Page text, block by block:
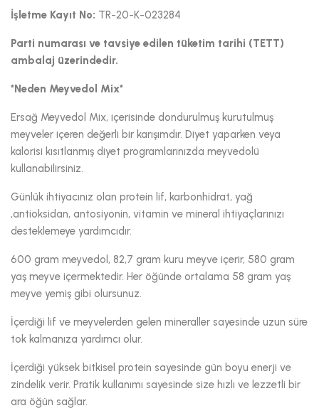
İşletme Kayıt No: TR-20-K-023284
Parti numarası ve tavsiye edilen tüketim tarihi (TETT)
ambalaj üzerindedir.
*Neden Meyvedol Mix*
Ersağ Meyvedol Mix, içerisinde dondurulmuş kurutulmuş
meyveler içeren değerli bir karışımdır. Diyet yaparken veya
kalorisi kısıtlanmış diyet programlarınızda meyvedolü
kullanabilirsiniz.
Günlük ihtiyacınız olan protein lif, karbonhidrat, yağ
,antioksidan, antosiyonin, vitamin ve mineral ihtiyaçlarınızı
desteklemeye yardımcıdır.
600 gram meyvedol, 82,7 gram kuru meyve içerir, 580 gram
yaş meyve içermektedir. Her öğünde ortalama 58 gram yaş
meyve yemiş gibi olursunuz.
İçerdiği lif ve meyvelerden gelen mineraller sayesinde uzun süre
tok kalmanıza yardımcı olur.
İçerdiği yüksek bitkisel protein sayesinde gün boyu enerji ve
zindelik verir. Pratik kullanımı sayesinde size hızlı ve lezzetli bir
ara öğün sağlar.